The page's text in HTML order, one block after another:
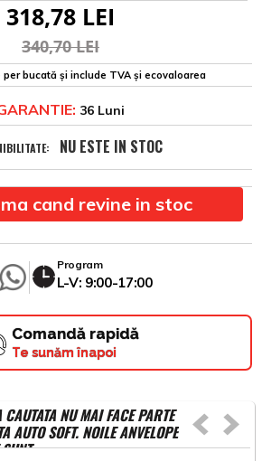
318,78 LEI
340,70 LEI
bucată și include TVA și ecovaloarea
36 Luni
NU ESTE IN STOC
cand revine in stoc
Program
L-V: 9:00-17:00
Comandă rapidă
Te sunăm înapoi
CAUTATA NU MAI FACE PARTE
AUTO SOFT. NOILE ANVELOPE